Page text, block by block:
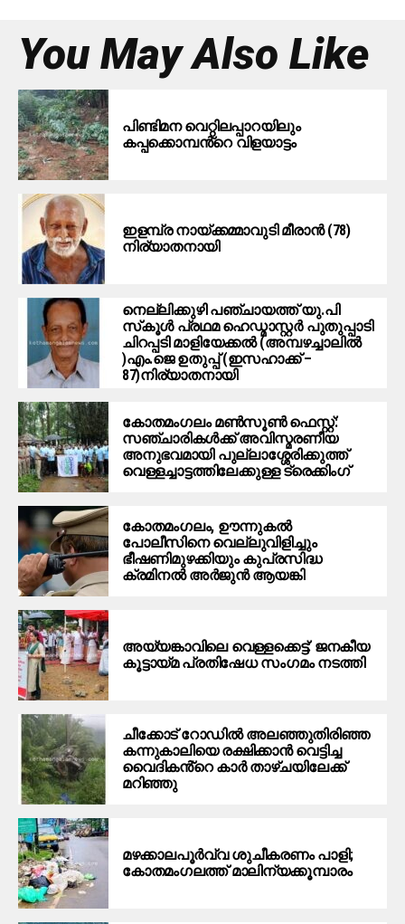
You May Also Like
പിണ്ടിമന വെറ്റിലപ്പാറയിലും
കപ്പക്കൊമ്പൻ്റെ വിളയാട്ടം
ഇളമ്പ്ര നായ്ക്കമ്മാവുടി മീരാൻ (78)
നിര്യാതനായി
നെല്ലിക്കുഴി പഞ്ചായത്ത് യു.പി
സ്‌കൂൾ പ്രഥമ ഹെഡ്മാസ്റ്റർ പുതുപ്പാടി
ചിറപ്പടി മാളിയേക്കൽ (അമ്പഴച്ചാലിൽ
)എം.ജെ ഉതുപ്പ് (ഇസഹാക്ക് –
87)നിര്യാതനായി
കോതമംഗലം മൺസൂൺ ഫെസ്റ്റ്:
സഞ്ചാരികൾക്ക് അവിസ്മരണീയ
അനുഭവമായി പുല്ലാശ്ശേരിക്കുത്ത്
വെള്ളച്ചാട്ടത്തിലേക്കുള്ള ട്രെക്കിംഗ്
കോതമംഗലം, ഊന്നുകൽ
പോലീസിനെ വെല്ലുവിളിച്ചും
ഭീഷണിമുഴക്കിയും കുപ്രസിദ്ധ
ക്രമിനല്‍ അര്‍ജുന്‍ ആയങ്കി
അയ്യങ്കാവിലെ വെള്ളക്കെട്ട്: ജനകീയ
കൂട്ടായ്മ പ്രതിഷേധ സംഗമം നടത്തി
ചീക്കോട് റോഡിൽ അലഞ്ഞുതിരിഞ്ഞ
കന്നുകാലിയെ രക്ഷിക്കാൻ വെട്ടിച്ച
വൈദികൻ്റെ കാർ താഴ്ചയിലേക്ക്
മറിഞ്ഞു
മഴക്കാലപൂർവ്വ ശുചീകരണം പാളി;
കോതമംഗലത്ത് മാലിന്യക്കൂമ്പാരം